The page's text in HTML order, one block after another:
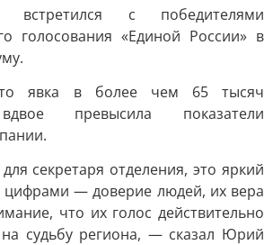
с победителями
голосования «Единой России» в
явка в более чем 65 тысяч
превысила показатели
секретаря отделения, это яркий
цифрами — доверие людей, их вера
что их голос действительно
судьбу региона, — сказал Юрий